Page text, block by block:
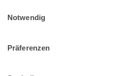
Impressum
Notwendig
Präferenzen